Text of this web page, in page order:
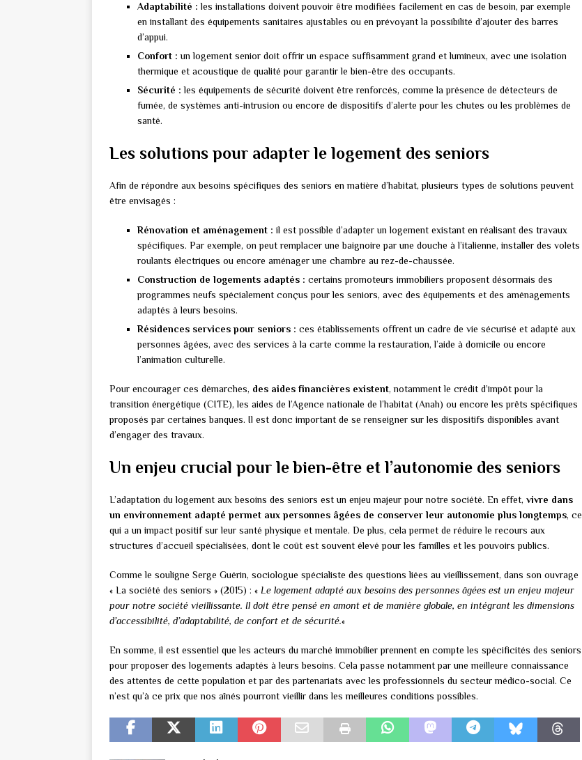
Adaptabilité : les installations doivent pouvoir être modifiées facilement en cas de besoin, par exemple
en installant des équipements sanitaires ajustables ou en prévoyant la possibilité d’ajouter des barres
d’appui.
Confort : un logement senior doit offrir un espace suffisamment grand et lumineux, avec une isolation
thermique et acoustique de qualité pour garantir le bien-être des occupants.
Sécurité : les équipements de sécurité doivent être renforcés, comme la présence de détecteurs de
fumée, de systèmes anti-intrusion ou encore de dispositifs d’alerte pour les chutes ou les problèmes de
santé.
Les solutions pour adapter le logement des seniors
Afin de répondre aux besoins spécifiques des seniors en matière d’habitat, plusieurs types de solutions peuvent
être envisagés :
Rénovation et aménagement : il est possible d’adapter un logement existant en réalisant des travaux
spécifiques. Par exemple, on peut remplacer une baignoire par une douche à l’italienne, installer des volets
roulants électriques ou encore aménager une chambre au rez-de-chaussée.
Construction de logements adaptés : certains promoteurs immobiliers proposent désormais des
programmes neufs spécialement conçus pour les seniors, avec des équipements et des aménagements
adaptés à leurs besoins.
Résidences services pour seniors : ces établissements offrent un cadre de vie sécurisé et adapté aux
personnes âgées, avec des services à la carte comme la restauration, l’aide à domicile ou encore
l’animation culturelle.
Pour encourager ces démarches, des aides financières existent, notamment le crédit d’impôt pour la
transition énergétique (CITE), les aides de l’Agence nationale de l’habitat (Anah) ou encore les prêts spécifiques
proposés par certaines banques. Il est donc important de se renseigner sur les dispositifs disponibles avant
d’engager des travaux.
Un enjeu crucial pour le bien-être et l’autonomie des seniors
L’adaptation du logement aux besoins des seniors est un enjeu majeur pour notre société. En effet, vivre dans
un environnement adapté permet aux personnes âgées de conserver leur autonomie plus longtemps, ce
qui a un impact positif sur leur santé physique et mentale. De plus, cela permet de réduire le recours aux
structures d’accueil spécialisées, dont le coût est souvent élevé pour les familles et les pouvoirs publics.
Comme le souligne Serge Guérin, sociologue spécialiste des questions liées au vieillissement, dans son ouvrage
« La société des seniors » (2015) : « Le logement adapté aux besoins des personnes âgées est un enjeu majeur
pour notre société vieillissante. Il doit être pensé en amont et de manière globale, en intégrant les dimensions
d’accessibilité, d’adaptabilité, de confort et de sécurité.«
En somme, il est essentiel que les acteurs du marché immobilier prennent en compte les spécificités des seniors
pour proposer des logements adaptés à leurs besoins. Cela passe notamment par une meilleure connaissance
des attentes de cette population et par des partenariats avec les professionnels du secteur médico-social. Ce
n’est qu’à ce prix que nos aînés pourront vieillir dans les meilleures conditions possibles.